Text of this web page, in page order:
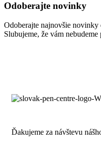
Odoberajte novinky
Odoberajte najnovšie novinky
Slubujeme, že vám
Ďakujeme za návštevu